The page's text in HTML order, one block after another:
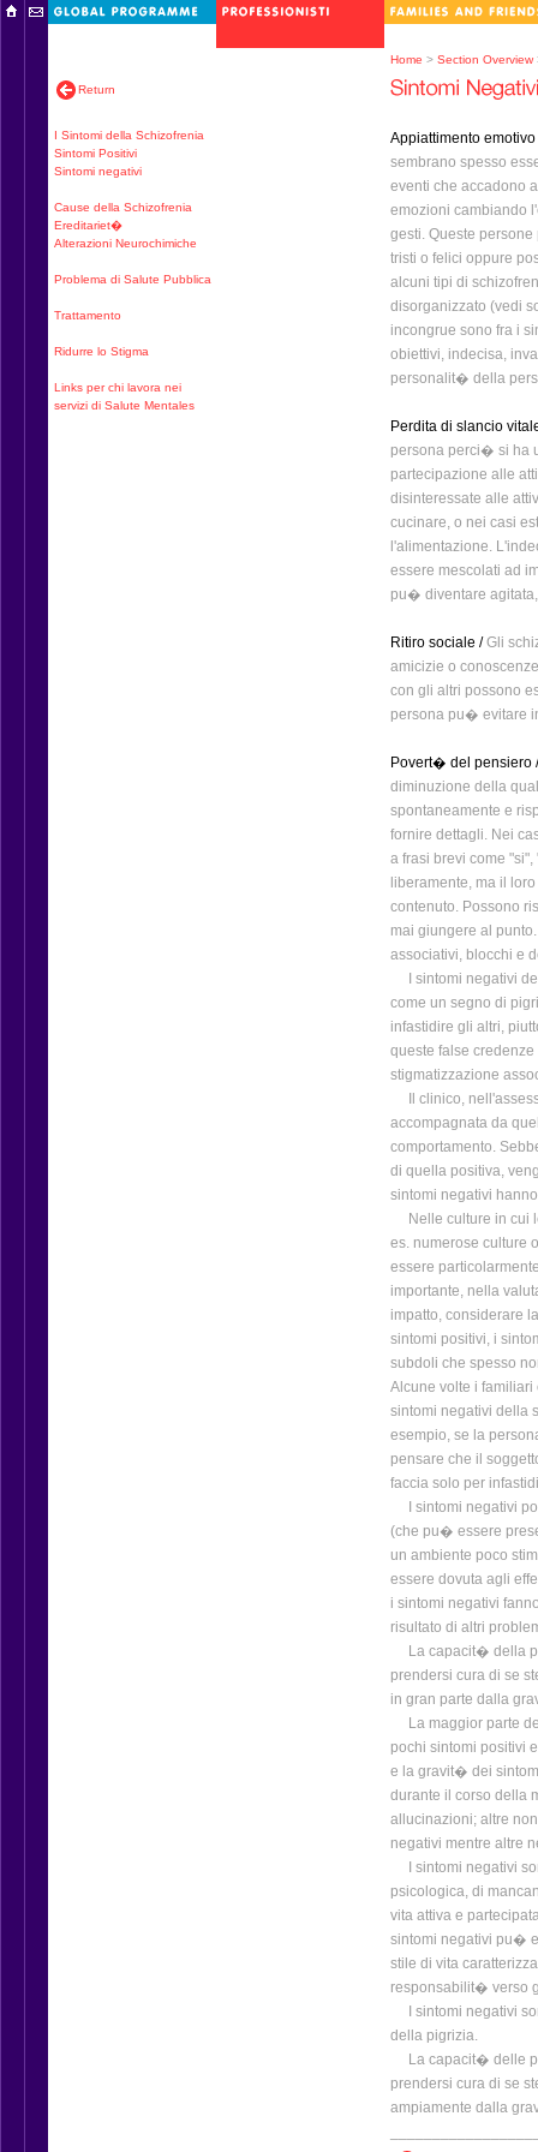
Home > Section Overview
Return
I Sintomi della Schizofrenia
Sintomi Positivi
Sintomi negativi
Cause della Schizofrenia
Ereditariet�
Alterazioni Neurochimiche
Problema di Salute Pubblica
Trattamento
Ridurre lo Stigma
Links per chi lavora nei
servizi di Salute Mentales
Appiattimento emotivo
sembrano spesso
eventi che accadono
emozioni cambiando
gesti. Queste
tristi o felici oppure
alcuni tipi di
disorganizzato (vedi
incongrue sono fra i
obiettivi, indecisa,
personalit� della
Perdita di slancio
persona perci� si ha
partecipazione alle
disinteressate alle
cucinare, o nei casi
l'alimentazione.
essere mescolati ad
pu� diventare
Ritiro sociale /Gli
amicizie o
con gli altri possono
persona pu� evitare
Povert� del pensiero
diminuzione della
spontaneamente e
fornire dettagli. Nei
a frasi brevi come
liberamente, ma il
contenuto. Possono
mai giungere al
associativi, blocchi e
I sintomi negativi
come un segno di
infastidire gli altri,
queste false
stigmatizzazione
Il clinico,
accompagnata da
comportamento.
di quella positiva,
sintomi negativi
Nelle culture in cui
es. numerose culture
essere
importante, nella
impatto, considerare
sintomi positivi, i
subdoli che spesso
Alcune volte i
sintomi negativi della
esempio, se la
pensare che il
faccia solo per
I sintomi negativi
(che pu� essere
un ambiente poco
essere dovuta agli
i sintomi negativi
risultato di altri
La capacit� della
prendersi cura di se
in gran parte dalla
La maggior parte
pochi sintomi positivi
e la gravit� dei
durante il corso della
allucinazioni; altre
negativi mentre altre
I sintomi negativi
psicologica, di
vita attiva e
sintomi negativi pu�
stile di vita
responsabilit� verso
I sintomi negativi
della pigrizia.
La capacit� delle
prendersi cura di se
ampiamente dalla